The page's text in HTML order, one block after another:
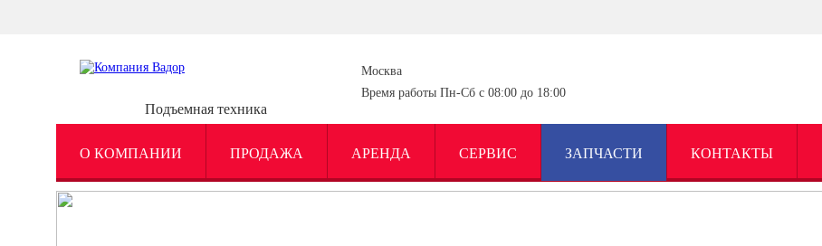
Подъемная техника
Москва
Время работы Пн-Сб с 08:00 до 18:00
О КОМПАНИИ ПРОДАЖА АРЕНДА СЕРВИС ЗАПЧАСТИ КОНТАКТЫ